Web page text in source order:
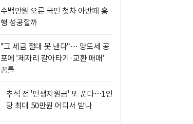
수백만원 오른 국민 첫차 아반떼 흥
행 성공할까
"그 세금 절대 못 낸다"… 양도세 공
포에 '제자리 갈아타기·교환 매매'
꿈틀
추석 전 '민생지원금' 또 푼다…1인
당 최대 50만원 어디서 받나